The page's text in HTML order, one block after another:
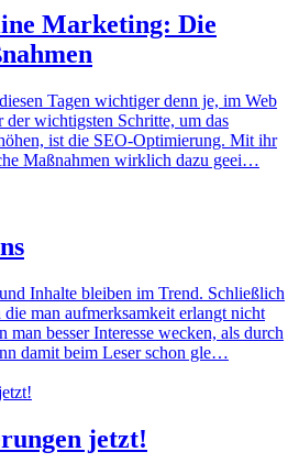
Marketing: Die
Tagen wichtiger denn je, im Web
wichtigsten Schritte, um das
ist die SEO-Optimierung. Mit ihr
Maßnahmen wirklich dazu geei…
Inhalte bleiben im Trend. Schließlich
man aufmerksamkeit erlangt nicht
besser Interesse wecken, als durch
damit beim Leser schon gle…
jetzt!